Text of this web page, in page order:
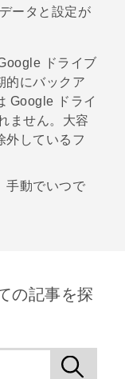
ータと設定が
ドライブ
的にバックア
Google ドライ
ません。大容
外しているフ
手動でいつで
の記事を探